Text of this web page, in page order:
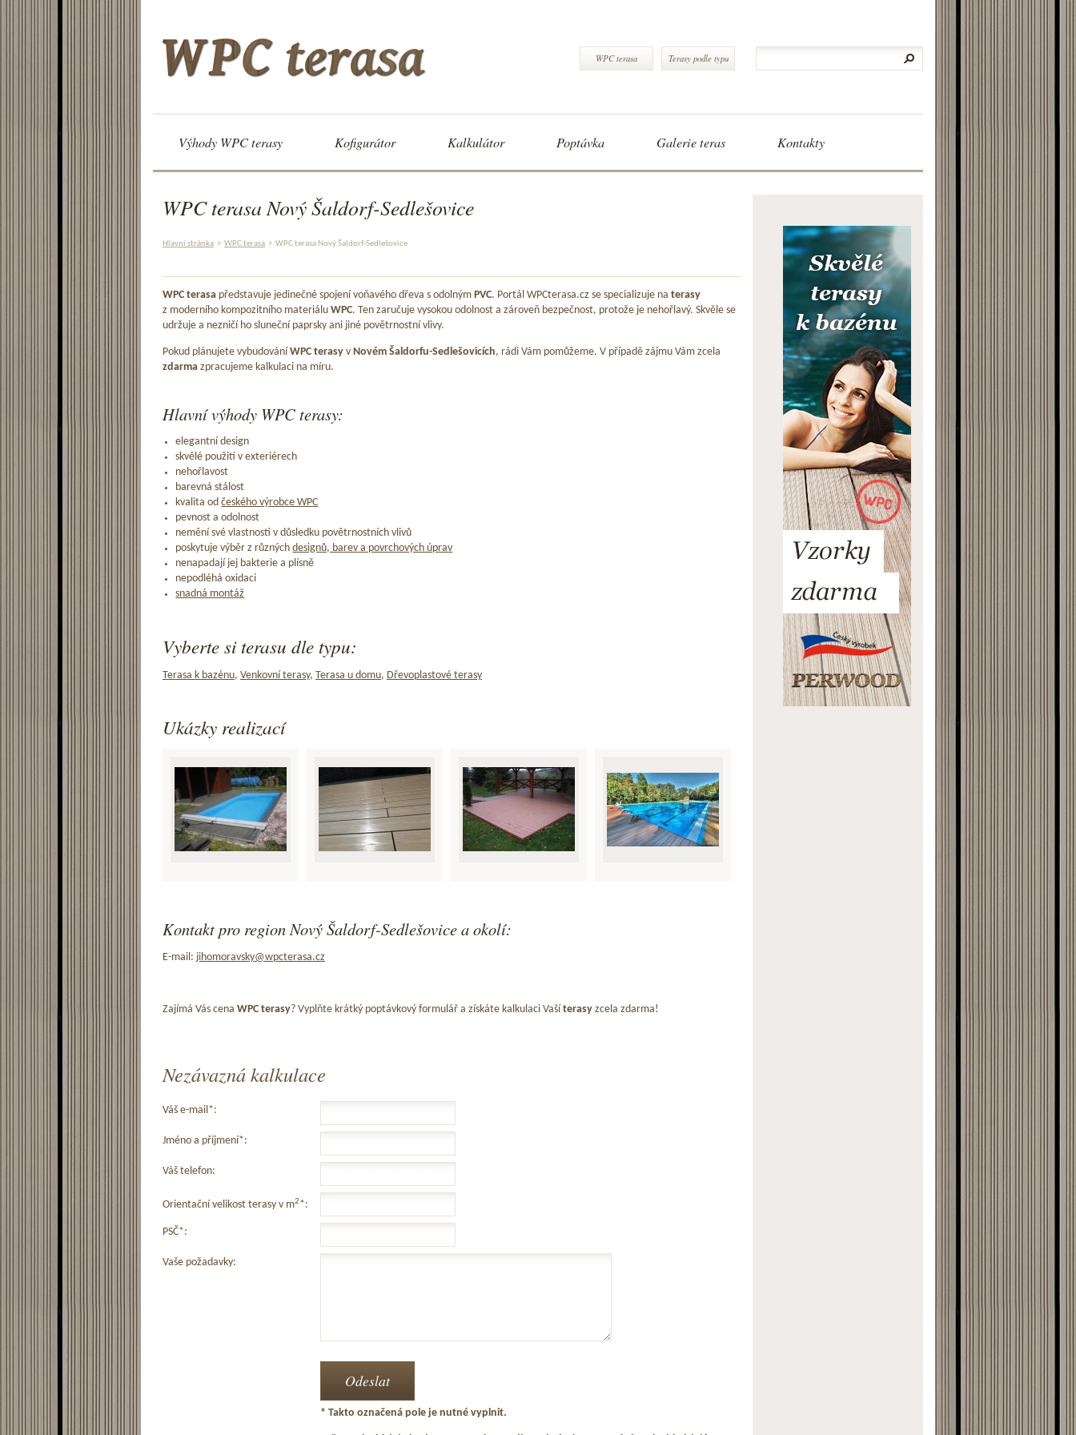
WPC terasa Terasy podle typu
Výhody WPC terasy Kofigurátor Kalkulátor Poptávka Galerie teras Kontakty
WPC terasa Nový Šaldorf-Sedlešovice
Hlavní stránka > WPC terasa > WPC terasa Nový Šaldorf-Sedlešovice
WPC terasa představuje jedinečné spojení voňavého dřeva s odolným PVC. Portál WPCterasa.cz se specializuje na terasy
z moderního kompozitního materiálu WPC. Ten zaručuje vysokou odolnost a zároveň bezpečnost, protože je nehořlavý. Skvěle se
udržuje a nezničí ho sluneční paprsky ani jiné povětrnostní vlivy.
Pokud plánujete vybudování WPC terasy v Novém Šaldorfu-Sedlešovicích, rádi Vám pomůžeme. V případě zájmu Vám zcela
zdarma zpracujeme kalkulaci na míru.
Hlavní výhody WPC terasy:
elegantní design
skvělé použití v exteriérech
nehořlavost
barevná stálost
kvalita odčeského výrobce WPC
pevnost a odolnost
nemění své vlastnosti v důsledku povětrnostních vlivů
poskytuje výběr z různýchdesignů, barev a povrchových úprav
nenapadají jej bakterie a plísně
nepodléhá oxidaci
snadná montáž
Vyberte si terasu dle typu:
Terasa k bazénu, Venkovní terasy, Terasa u domu, Dřevoplastové terasy
Ukázky realizací
Kontakt pro region Nový Šaldorf-Sedlešovice a okolí:
E-mail: jihomoravsky@wpcterasa.cz
Zajímá Vás cena WPC terasy? Vyplňte krátký poptávkový formulář a získáte kalkulaci Vaší terasy zcela zdarma!
Nezávazná kalkulace
Váš e-mail*:
Jméno a příjmení*:
Váš telefon:
Orientační velikost terasy v m2*:
PSČ*:
Vaše požadavky:
* Takto označená pole je nutné vyplnit.